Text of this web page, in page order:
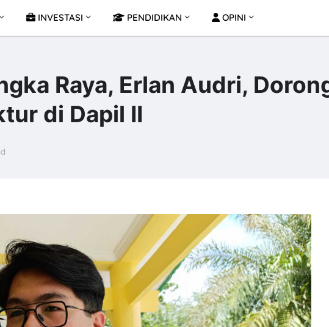
INVESTASI PENDIDIKAN OPINI
Raya, Erlan Audri,
di Dapil II